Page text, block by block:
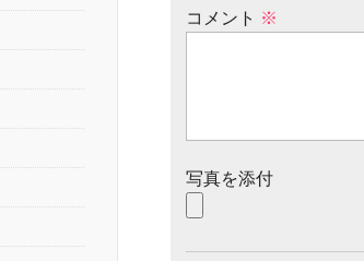
コメント ※
写真を添付